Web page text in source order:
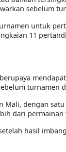
sebelum
untuk
11
turnamen
dengan
dari
hasil